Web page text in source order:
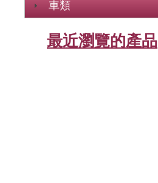
車類
最近瀏覽的產品